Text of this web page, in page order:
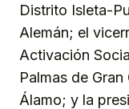
Distrito Isleta-
Alemán; el
Activación
Palmas de
Álamo; y la